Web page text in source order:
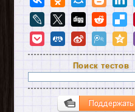
Поиск тестов